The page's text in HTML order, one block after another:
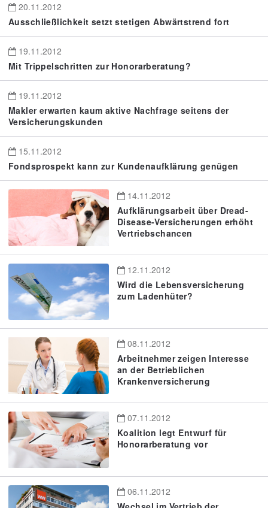
20.11.2012
Ausschließlichkeit setzt stetigen Abwärtstrend fort
19.11.2012
Mit Trippelschritten zur Honorarberatung?
19.11.2012
Makler erwarten kaum aktive Nachfrage seitens der
Versicherungskunden
15.11.2012
Fondsprospekt kann zur Kundenaufklärung genügen
14.11.2012
Aufklärungsarbeit über Dread-
Disease-Versicherungen erhöht
Vertriebschancen
12.11.2012
Wird die Lebensversicherung
zum Ladenhüter?
08.11.2012
Arbeitnehmer zeigen Interesse
an der Betrieblichen
Krankenversicherung
07.11.2012
Koalition legt Entwurf für
Honorarberatung vor
06.11.2012